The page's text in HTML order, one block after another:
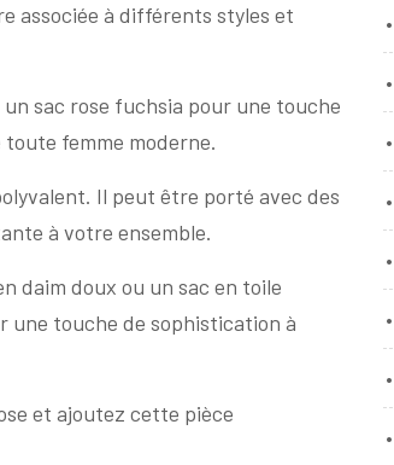
associée à différents styles et
sac rose fuchsia pour une touche
femme moderne.
Il peut être porté avec des
à votre ensemble.
daim doux ou un sac en toile
une touche de sophistication à
et ajoutez cette pièce